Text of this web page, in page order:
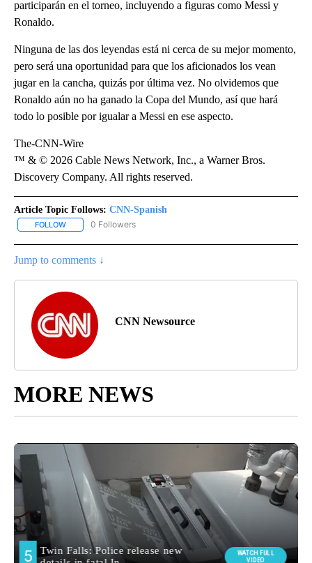
participarán en el torneo, incluyendo a figuras como Messi y
Ronaldo.
Ninguna de las dos leyendas está ni cerca de su mejor momento,
pero será una oportunidad para que los aficionados los vean
jugar en la cancha, quizás por última vez. No olvidemos que
Ronaldo aún no ha ganado la Copa del Mundo, así que hará
todo lo posible por igualar a Messi en ese aspecto.
The-CNN-Wire
™ & © 2026 Cable News Network, Inc., a Warner Bros.
Discovery Company. All rights reserved.
Article Topic Follows: CNN-Spanish
FOLLOW FOLLOW "CNN-SPANISH" TO RECEIVE NOTIFICATIONS ABOUT
0 Followers
Jump to comments ↓
CNN Newsource
MORE NEWS